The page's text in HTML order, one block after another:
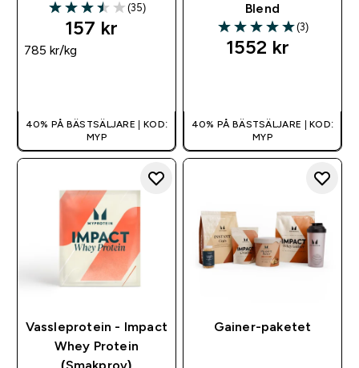
3.51 out of 5 stars
(35)
157 kr‎
785 kr‎/kg
40% PÅ BÄSTSÄLJARE | KOD:
MYP
Blend
5 out of 5 stars
(3)
1552 kr‎
40% PÅ BÄSTSÄLJARE | KOD:
MYP
Vassleprotein - Impact
Whey Protein
(Smakprov)
Gainer-paketet